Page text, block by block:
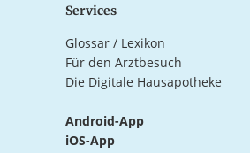
Services
Glossar / Lexikon
Für den Arztbesuch
Die Digitale Hausapotheke
Android-App
iOS-App